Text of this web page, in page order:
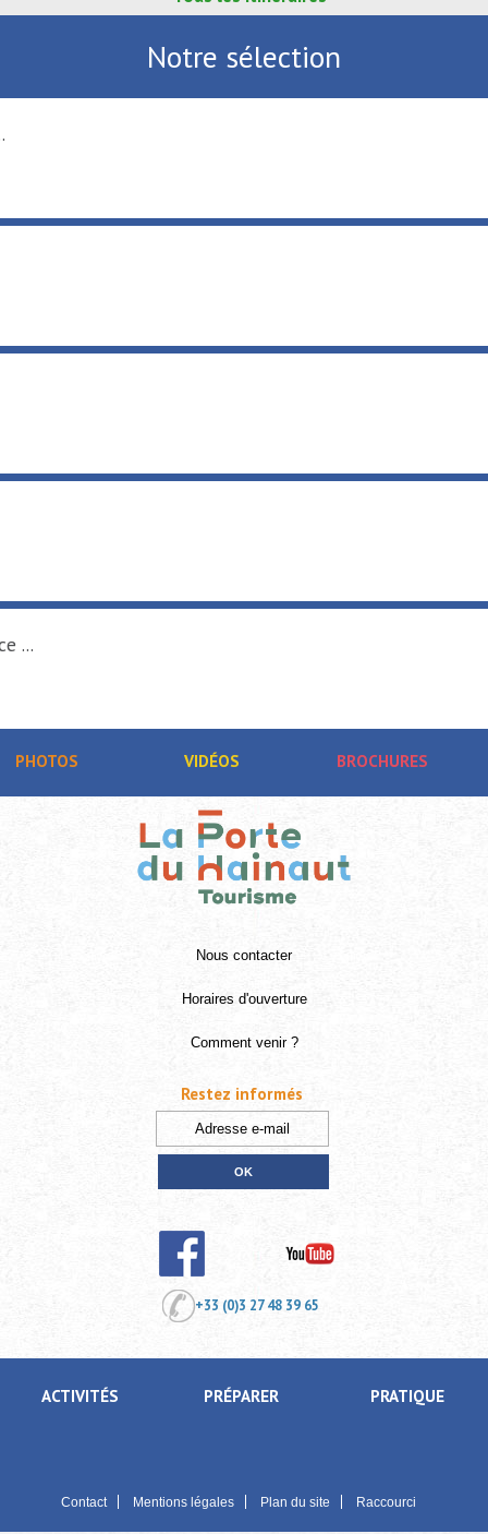
Notre sélection
...
PHOTOS VIDÉOS BROCHURES
Nous contacter
Horaires d'ouverture
Comment venir ?
+33 (0)3 27 48 39 65
ACTIVITÉS PRÉPARER PRATIQUE
Contact Mentions légales Plan du site Raccourci
Restez informés